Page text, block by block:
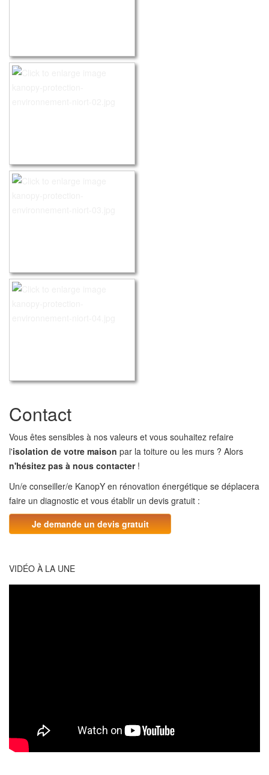
Contact
Vous êtes sensibles à nos valeurs et vous souhaitez refaire
l'isolation de votre maison par la toiture ou les murs ? Alors
n'hésitez pas à nous contacter!
Un/e conseiller/e KanopY en rénovation énergétique se déplacera
faire un diagnostic et vous établir un devis gratuit :
Je demande un devis gratuit
VIDÉO À LA UNE